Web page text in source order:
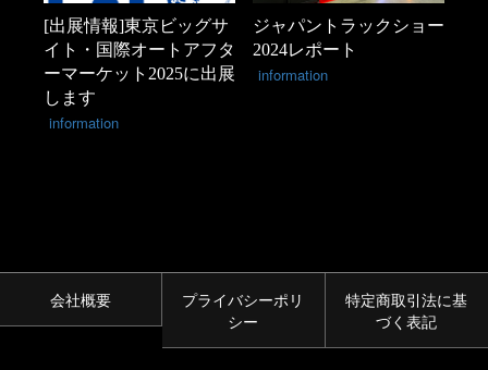
[出展情報]東京ビッグサ
イト・国際オートアフタ
ーマーケット2025に出展
します
information
ジャパントラックショー
2024レポート
information
会社概要
プライバシーポリ
シー
特定商取引法に基
づく表記